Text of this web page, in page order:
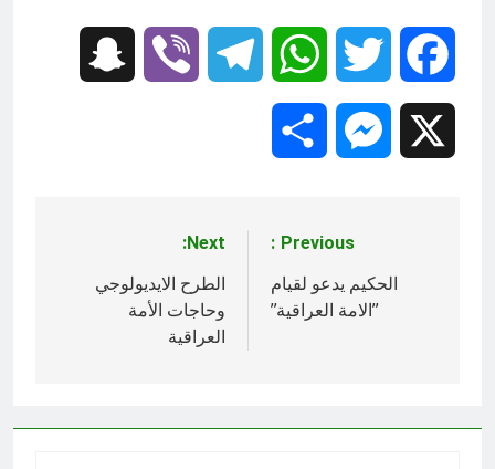
Facebook
Twitter
WhatsApp
Telegram
Viber
Messenger
المقالات
Previous:
الحكيم يدعو لقيام
’’الامة العراقية’’
Next:
الطرح الايديولوجي
وحاجات الأمة
العراقية